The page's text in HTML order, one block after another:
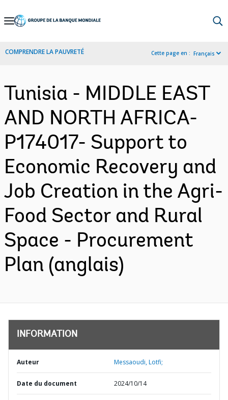
Skip
Navigation
COMPRENDRE LA PAUVRETÉ Cette page en : Français
Tunisia - MIDDLE EAST
AND NORTH AFRICA-
P174017- Support to
Economic Recovery and
Job Creation in the Agri-
Food Sector and Rural
Space - Procurement
Plan (anglais)
INFORMATION
Auteur Messaoudi, Lotfi;
Date du document 2024/10/14